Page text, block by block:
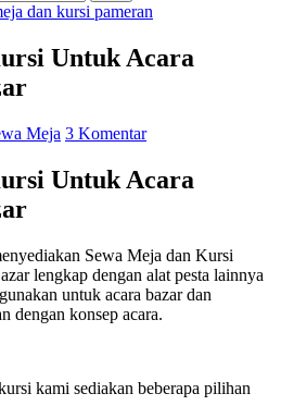
dan kursi pameran
Untuk Acara
Meja 3 Komentar
Untuk Acara
Sewa Meja dan Kursi
lengkap dengan alat pesta lainnya
untuk acara bazar dan
dengan konsep acara.
kami sediakan beberapa pilihan